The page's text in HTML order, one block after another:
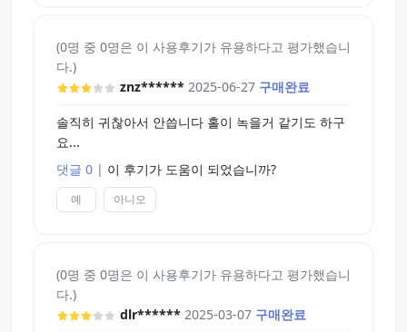
(0명 중 0명은 이 사용후기가 유용하다고 평가했습니
다.)
znz****** 2025-06-27 구매완료
솔직히 귀찮아서 안씁니다 홀이 녹을거 같기도 하구
요...
댓글 0 | 이 후기가 도움이 되었습니까?
예 아니오
(0명 중 0명은 이 사용후기가 유용하다고 평가했습니
다.)
dlr****** 2025-03-07 구매완료